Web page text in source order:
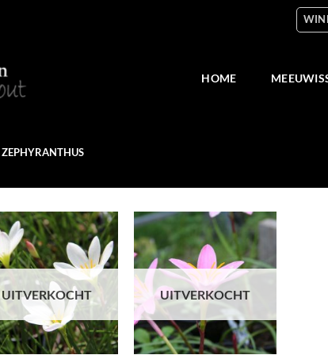
HOME
ZEPHYRANTHUS
Toevoegen
aan
verlanglijst
UITVERKOCHT
Toevoegen
aan
verlanglijst
+
UITVERKOCHT